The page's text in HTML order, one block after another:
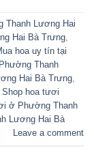
Thanh Lương Hai
Hai Bà Trưng
hoa uy tín tại
Thanh
Hai Bà Trưng
Shop hoa tươi
ở Phường Thanh
Lương Hai Bà
Leave a comment